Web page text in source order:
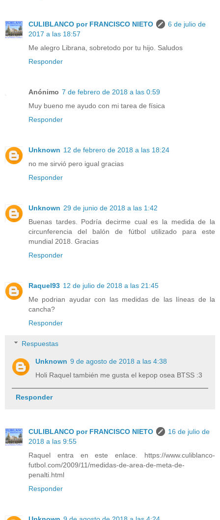
CULIBLANCO por FRANCISCO NIETO
6 de julio de
2017 a las 18:57
Me alegro Librana, sobretodo por tu hijo. Saludos
Responder
Anónimo 7 de febrero de 2018 a las 0:59
Muy bueno me ayudo con mi tarea de física
Responder
Unknown 12 de febrero de 2018 a las 18:24
no me sirvió pero igual gracias
Responder
Unknown 29 de junio de 2018 a las 1:42
Buenas tardes. Podría decirme cual es la medida de la
circunferencia del balón de fútbol utilizado para este
mundial 2018. Gracias
Responder
Raquel93 12 de julio de 2018 a las 21:45
Me podrian ayudar con las medidas de las líneas de la
cancha?
Responder
Respuestas
Unknown 9 de agosto de 2018 a las 4:38
Holi Raquel también me gusta el kepop osea BTSS :3
Responder
CULIBLANCO por FRANCISCO NIETO
16 de julio de
2018 a las 9:55
Raquel entra en este enlace. https://www.culiblanco-
futbol.com/2009/11/medidas-de-area-de-meta-de-
penalti.html
Responder